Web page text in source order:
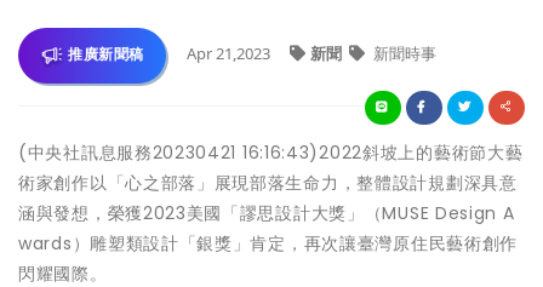
推廣新聞稿 Apr 21,2023 新聞 新聞時事
(中央社訊息服務20230421 16:16:43)2022斜坡上的藝術節大藝
術家創作以「心之部落」展現部落生命力，整體設計規劃深具意
涵與發想，榮獲2023美國「謬思設計大獎」（MUSE Design A
wards）雕塑類設計「銀獎」肯定，再次讓臺灣原住民藝術創作
閃耀國際。